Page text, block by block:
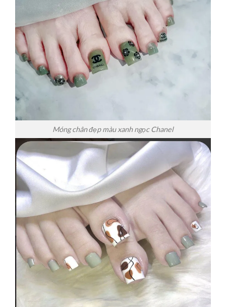
Móng chân đẹp màu xanh ngọc Chanel